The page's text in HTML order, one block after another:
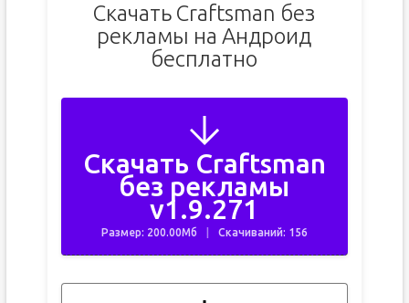
Скачать Craftsman без
рекламы на Андроид
бесплатно
Скачать Craftsman
без рекламы
v1.9.271
Размер: 200.00Мб Скачиваний: 156